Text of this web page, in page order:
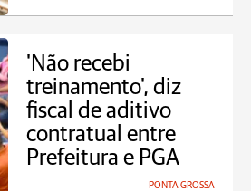
'Não recebi
treinamento', diz
fiscal de aditivo
contratual entre
Prefeitura e PGA
PONTA GROSSA